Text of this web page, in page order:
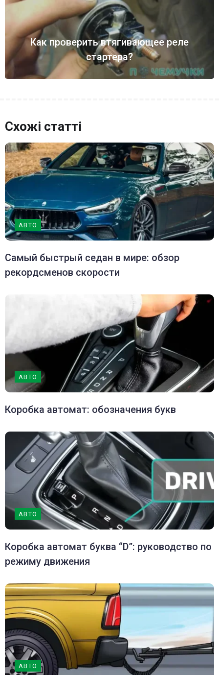
Как проверить втягивающее реле
стартера?
Схожі статті
АВТО
Самый быстрый седан в мире: обзор
рекордсменов скорости
АВТО
Коробка автомат: обозначения букв
АВТО
Коробка автомат буква “D”: руководство по
режиму движения
АВТО